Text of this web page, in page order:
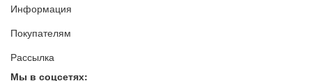
Информация
Покупателям
Рассылка
Мы в соцсетях: